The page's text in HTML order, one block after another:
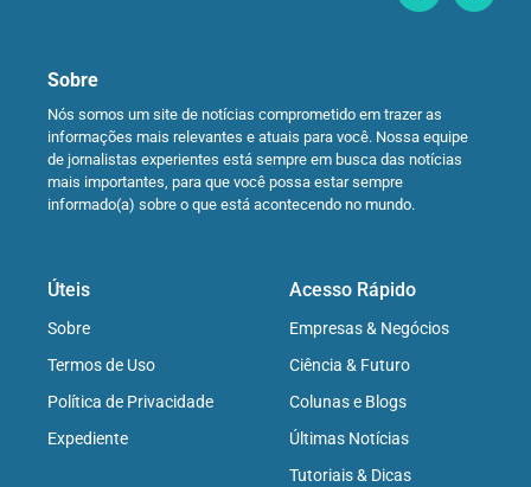
Sobre
Nós somos um site de notícias comprometido em trazer as
informações mais relevantes e atuais para você. Nossa equipe
de jornalistas experientes está sempre em busca das notícias
mais importantes, para que você possa estar sempre
informado(a) sobre o que está acontecendo no mundo.
Úteis
Sobre
Termos de Uso
Política de Privacidade
Expediente
Acesso Rápido
Empresas & Negócios
Ciência & Futuro
Colunas e Blogs
Últimas Notícias
Tutoriais & Dicas